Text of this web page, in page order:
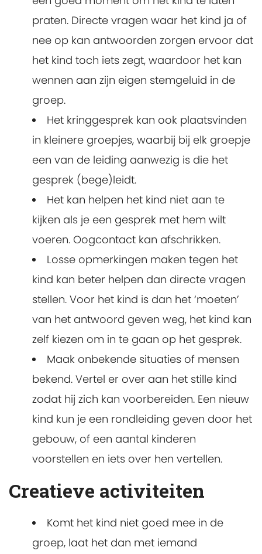
praten. Directe vragen waar het kind ja of
nee op kan antwoorden zorgen ervoor dat
het kind toch iets zegt, waardoor het kan
wennen aan zijn eigen stemgeluid in de
groep.
Het kringgesprek kan ook plaatsvinden
in kleinere groepjes, waarbij bij elk groepje
een van de leiding aanwezig is die het
gesprek (bege)leidt.
Het kan helpen het kind niet aan te
kijken als je een gesprek met hem wilt
voeren. Oogcontact kan afschrikken.
Losse opmerkingen maken tegen het
kind kan beter helpen dan directe vragen
stellen. Voor het kind is dan het ‘moeten’
van het antwoord geven weg, het kind kan
zelf kiezen om in te gaan op het gesprek.
Maak onbekende situaties of mensen
bekend. Vertel er over aan het stille kind
zodat hij zich kan voorbereiden. Een nieuw
kind kun je een rondleiding geven door het
gebouw, of een aantal kinderen
voorstellen en iets over hen vertellen.
Creatieve activiteiten
Komt het kind niet goed mee in de
groep, laat het dan met iemand